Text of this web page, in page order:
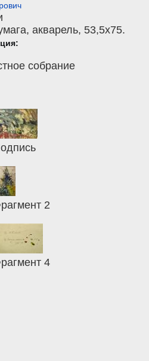
, акварель, 53,5x75.
собрание
2
4